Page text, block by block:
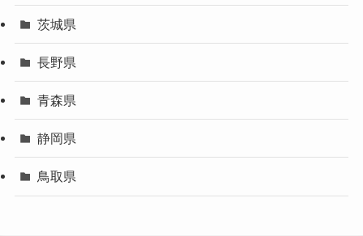
茨城県
長野県
青森県
静岡県
鳥取県